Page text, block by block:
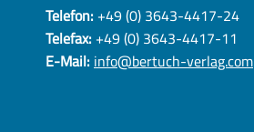
Telefon:+49 (0) 3643-4417-24
Telefax:+49 (0) 3643-4417-11
E-Mail:info@bertuch-verlag.com